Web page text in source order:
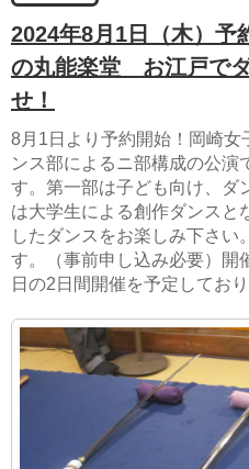
2024年8月1日（木）予
の丸能楽堂 お江戸で
せ！
8月1日より予約開始！岡崎
ンス部によるニ部構成の公演
す。第一部は子ども向け、ダ
は大学生による創作ダンスと
したダンスをお楽しみ下さい
す。（事前申し込み必要）開
日の2日間開催を予定しており